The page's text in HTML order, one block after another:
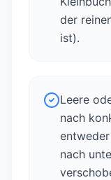
der
ist).
Leere
nach
nach